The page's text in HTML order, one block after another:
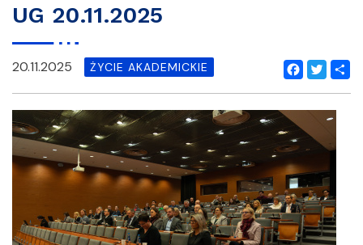
UG 20.11.2025
Facebook
Twitter
20.11.2025 ŻYCIE AKADEMICKIE